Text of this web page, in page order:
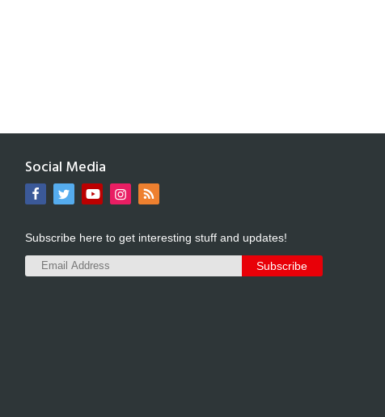
Social Media
Subscribe here to get interesting stuff and updates!